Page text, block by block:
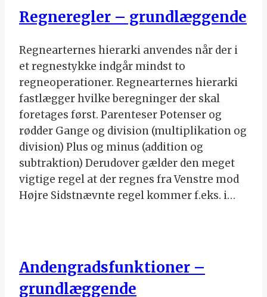
Regneregler – grundlæggende
Regnearternes hierarki anvendes når der i
et regnestykke indgår mindst to
regneoperationer. Regnearternes hierarki
fastlægger hvilke beregninger der skal
foretages først. Parenteser Potenser og
rødder Gange og division (multiplikation og
division) Plus og minus (addition og
subtraktion) Derudover gælder den meget
vigtige regel at der regnes fra Venstre mod
Højre Sidstnævnte regel kommer f.eks. i…
Andengradsfunktioner –
grundlæggende